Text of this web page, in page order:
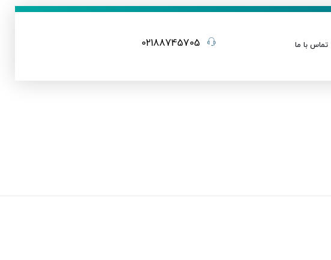
تماس با ما 02188745705